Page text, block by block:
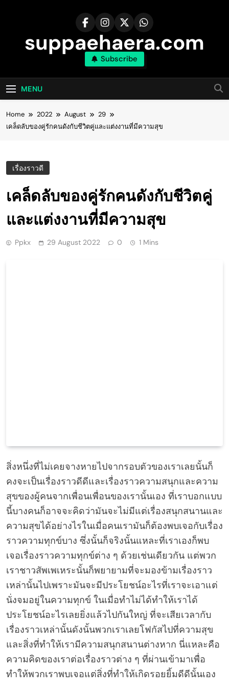
suppaehaera.com
Subscribe
MENU
Home 2022 August
29
เคล็ดลับของคู่รักคนดังกับชีวิตคู่และแต่งงานที่มีความสุข
เรื่องราวดี
เคล็ดลับของคู่รักคนดังกับชีวิตคู่
และแต่งงานที่มีความสุข
Ppkx 29 August 2022 0 1 Mins
สิ่งหนึ่งที่ไม่เคยจางหายไปจากรอบตัวของเราเลยนั้นก็
คงจะเป็นเรื่องราวดีดีและเรื่องราวความสนุกและความ
สุขของผู้คนจากเพื่อนเพื่อนของเรานั้นเอง ที่เราบอกแบบ
นี้บางคนก็อาจจะคิดว่ามันจะไม่มีแต่เรื่องสนุกสนานและ
ความสุขได้อย่างไรในเมื่อคนเรามันก็ต้องพบเจอกับเรื่อง
ราวความทุกข์บาง ซึ่งนั้นก็จริงนั้นแหละที่เราเองก็พบ
เจอเรื่องราวความทุกข์ต่าง ๆ ด้วยเช่นเดียวกัน แต่พวก
เราชาวสัพเพเหระนั้นก็พยายามที่จะมองข้ามเรื่องราว
เหล่านั้นไปเพราะมันจะมีประโยชน์อะไรที่เราจะเอาแต่
นั่งจมอยู่ในความทุกข์ ในเมื่อทำไม่ได้ทำให้เราได้
ประโยชน์อะไรเลยยิ่งแล้วไปกันใหญ่ ที่จะเสียเวลากับ
เรื่องราวเหล่านั้นดังนั้นพวกเราเลยโฟกัสไปที่ความสุข
และสิ่งที่ทำให้เรามีความสนุกสนานต่างหาก นี่แหละคือ
ความคิดของเราต่อเรื่องราวต่าง ๆ ที่ผ่านเข้ามาเพื่อ
ทำให้พวกเราพบเจอแต่สิ่งที่ทำให้เกิดรอยยิ้มดีดีนั้นเอง